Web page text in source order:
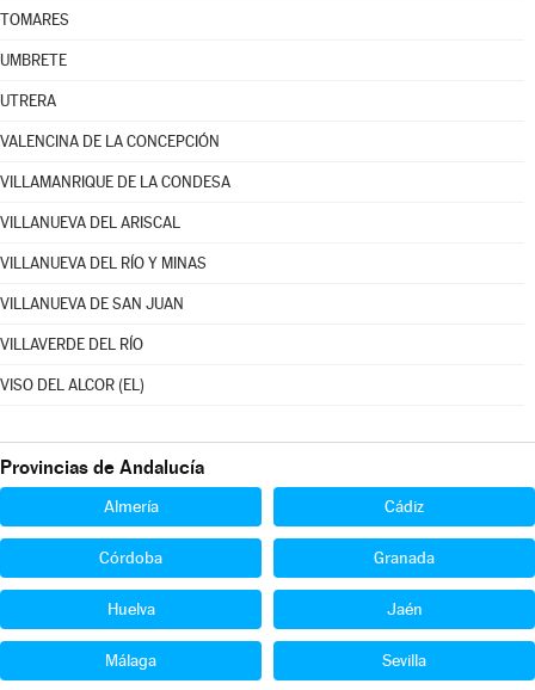
TOMARES
UMBRETE
UTRERA
VALENCINA DE LA CONCEPCIÓN
VILLAMANRIQUE DE LA CONDESA
VILLANUEVA DEL ARISCAL
VILLANUEVA DEL RÍO Y MINAS
VILLANUEVA DE SAN JUAN
VILLAVERDE DEL RÍO
VISO DEL ALCOR (EL)
Provincias de Andalucía
Almería Cádiz
Córdoba Granada
Huelva Jaén
Málaga Sevilla